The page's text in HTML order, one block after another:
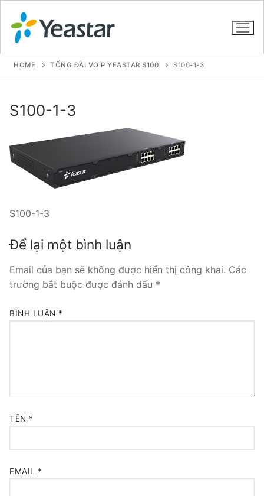
GIỚI THIỆU
VOIP PBX FOR SME
Tổng đài VoIP Yeastar S412
Tổng đài VoIP Yeastar S20
Tổng đài VoIP Yeastar S300
HOSTED PHONE SYSTEM
VOIP GATEWAY
FXO VoIP Gateway
HOME TỔNG ĐÀI VOIP YEASTAR S100 S100-1-3
S100-1-3
S100-1-3
Để lại một bình luận
Email của bạn sẽ không được hiển thị công khai. Các
trường bắt buộc được đánh dấu *
BÌNH LUẬN *
TÊN *
EMAIL *